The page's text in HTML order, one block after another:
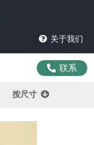
关于我们
联系
按尺寸